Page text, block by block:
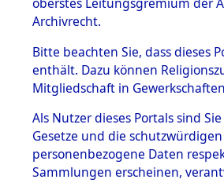
BESTÄNDE
1.
mente
5. Verschiedenes
5.3
Todesmärsche
Archivrecht.
Bitte beachten Sie, dass dieses
enthält. Dazu können
Mitgliedschaft in
Als Nutzer dieses Portals sind
Gesetze und die
personenbezogene Daten
Sammlungen erscheinen,